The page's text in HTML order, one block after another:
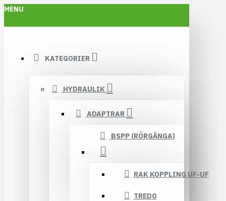
MENU
KATEGORIER
HYDRAULIK
ADAPTRAR
BSPP (RÖRGÄNGA)
RAK KOPPLING UF-UF
TREDO